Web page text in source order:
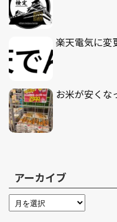
楽天電気に変
お米が安くな
アーカイブ